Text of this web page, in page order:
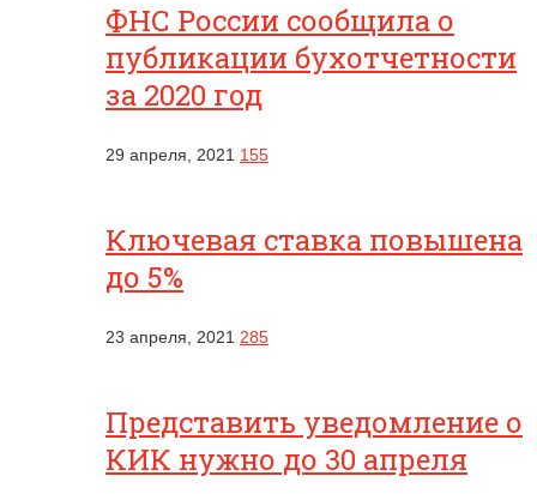
ФНС России сообщила о
публикации бухотчетности
за 2020 год
29 апреля, 2021 155
Ключевая ставка повышена
до 5%
23 апреля, 2021 285
Представить уведомление о
КИК нужно до 30 апреля